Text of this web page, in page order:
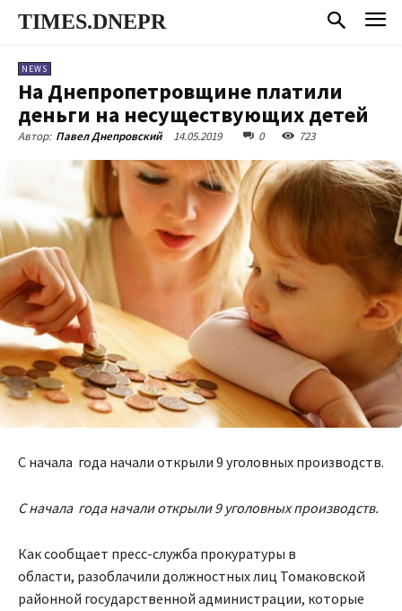
TIMES.DNEPR
NEWS
На Днепропетровщине платили
деньги на несуществующих детей
Автор: Павел Днепровский 14.05.2019 0 723
С начала года начали открыли 9 уголовных производств.
С начала года начали открыли 9 уголовных производств.
Как сообщает пресс-служба прокуратуры в
области, разоблачили должностных лиц Томаковской
районной государственной администрации, которые